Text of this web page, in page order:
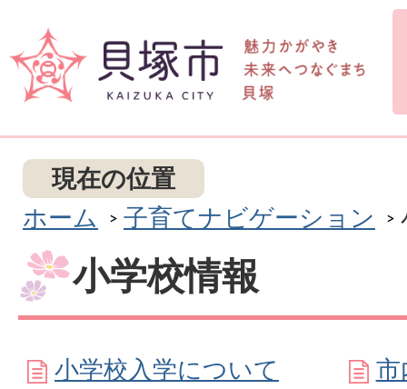
現在の位置
ホーム
子育てナビゲーション
小学校情報
小学校入学について 市